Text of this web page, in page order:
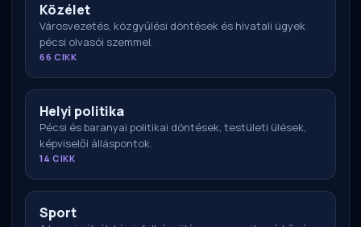
Közélet
Városvezetés, közgyűlési döntések és hivatali ügyek
pécsi olvasói szemmel.
66 CIKK
Helyi politika
Pécsi és baranyai politikai döntések, testületi ülések,
képviselői álláspontok.
14 CIKK
Sport